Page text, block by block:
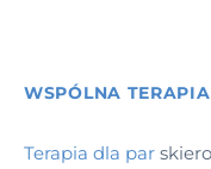
WSPÓLNA
Terapia dla par